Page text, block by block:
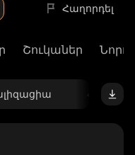
Հաղորդել
Շուկաներ